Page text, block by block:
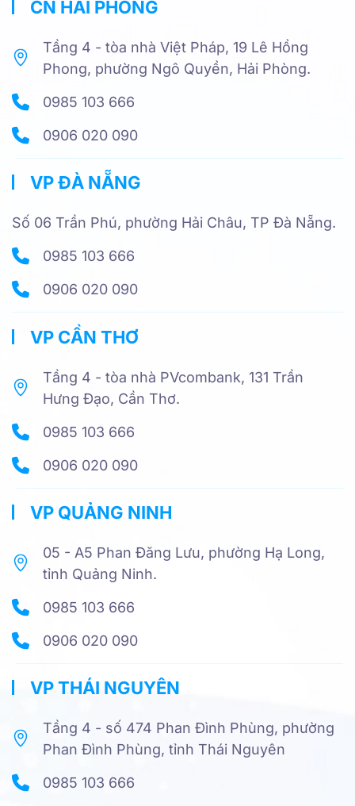
CN HẢI PHÒNG
Tầng 4 - tòa nhà Việt Pháp, 19 Lê Hồng
Phong, phường Ngô Quyền, Hải Phòng.
0985 103 666
0906 020 090
VP ĐÀ NẴNG
Số 06 Trần Phú, phường Hải Châu, TP Đà Nẵng.
0985 103 666
0906 020 090
VP CẦN THƠ
Tầng 4 - tòa nhà PVcombank, 131 Trần
Hưng Đạo, Cần Thơ.
0985 103 666
0906 020 090
VP QUẢNG NINH
05 - A5 Phan Đăng Lưu, phường Hạ Long,
tỉnh Quảng Ninh.
0985 103 666
0906 020 090
VP THÁI NGUYÊN
Tầng 4 - số 474 Phan Đình Phùng, phường
Phan Đình Phùng, tỉnh Thái Nguyên
0985 103 666